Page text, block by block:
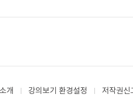
개 강의보기 환경설정 저작권신